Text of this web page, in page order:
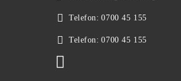
Telefon: 0700 45 155
Telefon: 0700 45 155